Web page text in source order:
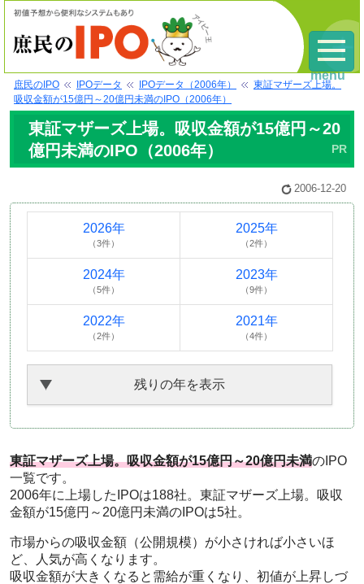
庶民のIPO IPOデータ IPOデータ（2006年）
東証マザーズ上場。
吸収金額が15億円～20億円未満のIPO（2006年）
東証マザーズ上場。吸収金額が15億円～20
億円未満のIPO（2006年）
2006-12-20
2026年
（3件）
2025年
（2件）
2024年
（5件）
2023年
（9件）
2022年
（2件）
2021年
（4件）
残りの年を表示
東証マザーズ上場。吸収金額が15億円～20億円未満のIPO
一覧です。
2006年に上場したIPOは188社。東証マザーズ上場。吸収
金額が15億円～20億円未満のIPOは5社。
市場からの吸収金額（公開規模）が小さければ小さいほ
ど、人気が高くなります。
吸収金額が大きくなると需給が重くなり、初値が上昇しづ
menu